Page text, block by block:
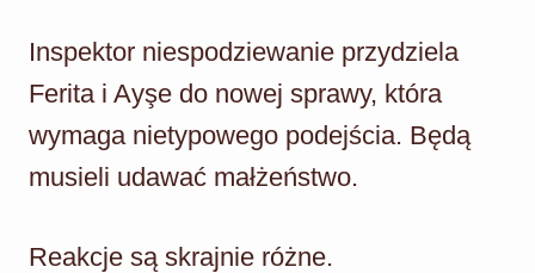
Inspektor niespodziewanie przydziela
Ferita i Ayşe do nowej sprawy, która
wymaga nietypowego podejścia. Będą
musieli udawać małżeństwo.
Reakcje są skrajnie różne.